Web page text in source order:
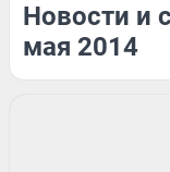
Новости и
мая 2014